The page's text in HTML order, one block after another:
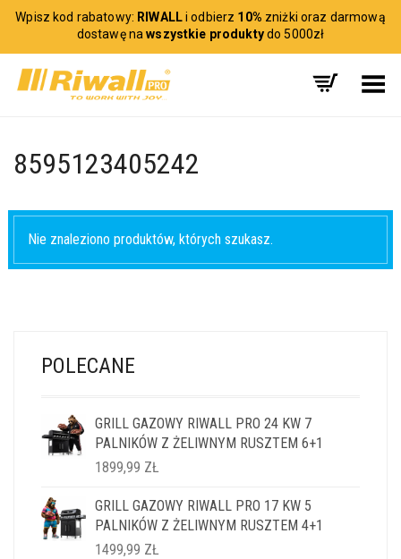
Wpisz kod rabatowy: RIWALLi odbierz 10% zniżki oraz darmową
dostawę nawszystkie produktydo 5000zł
Toggle Menu
8595123405242
Nie znaleziono produktów, których szukasz.
POLECANE
GRILL GAZOWY RIWALL PRO 24 KW 7
PALNIKÓW Z ŻELIWNYM RUSZTEM 6+1
1899,99 ZŁ
GRILL GAZOWY RIWALL PRO 17 KW 5
PALNIKÓW Z ŻELIWNYM RUSZTEM 4+1
1499,99 ZŁ